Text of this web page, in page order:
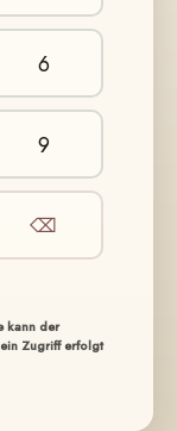
6
9
⌫
kann der
Zugriff erfolgt